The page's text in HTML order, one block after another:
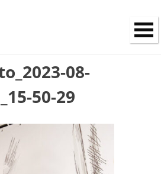
08-
50-29